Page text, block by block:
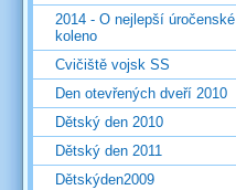
2014 - O nejlepší úročenské
koleno
Cvičiště vojsk SS
Den otevřených dveří 2010
Dětský den 2010
Dětský den 2011
Dětskýden2009